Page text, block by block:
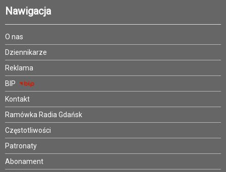
Nawigacja
O nas
Dziennikarze
Reklama
BIP
Kontakt
Ramówka Radia Gdańsk
Częstotliwości
Patronaty
Abonament